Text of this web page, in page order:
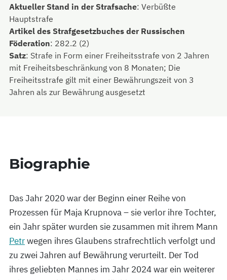
Aktueller Stand in der Strafsache: Verbüßte
Hauptstrafe
Artikel des Strafgesetzbuches der Russischen
Föderation: 282.2 (2)
Satz: Strafe in Form einer Freiheitsstrafe von 2 Jahren
mit Freiheitsbeschränkung von 8 Monaten; Die
Freiheitsstrafe gilt mit einer Bewährungszeit von 3
Jahren als zur Bewährung ausgesetzt
Biographie
Das Jahr 2020 war der Beginn einer Reihe von
Prozessen für Maja Krupnova – sie verlor ihre Tochter,
ein Jahr später wurden sie zusammen mit ihrem Mann
Petrwegen ihres Glaubens strafrechtlich verfolgt und
zu zwei Jahren auf Bewährung verurteilt. Der Tod
ihres geliebten Mannes im Jahr 2024 war ein weiterer